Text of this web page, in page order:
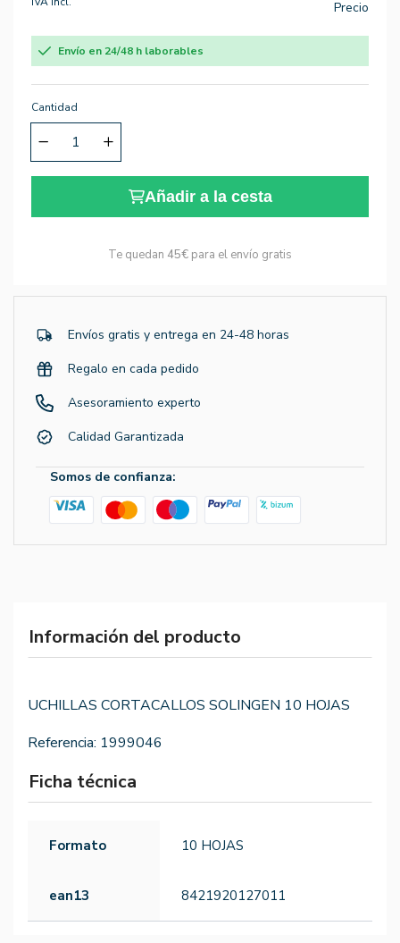
Precio
Envío en 24/48 h laborables
Cantidad
Añadir a la cesta
Te quedan 45€ para el envío gratis
Envíos gratis y entrega en 24-48 horas
Regalo en cada pedido
Asesoramiento experto
Calidad Garantizada
Somos de confianza:
Información del producto
UCHILLAS CORTACALLOS SOLINGEN 10 HOJAS
Referencia: 1999046
Ficha técnica
Formato 10 HOJAS
ean13 8421920127011